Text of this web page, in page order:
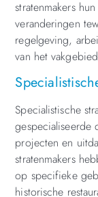
stratenmakers
veranderingen
regelgeving,
van het
Specialistische
gespecialiseerde
projecten en
stratenmakers
op specifieke
historische